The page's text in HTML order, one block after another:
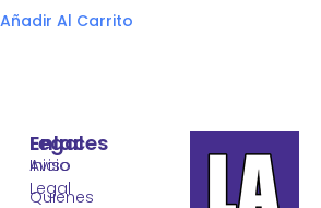
Añadir Al Carrito
Legal
Aviso
Legal
Enlaces
Inicio
Quienes